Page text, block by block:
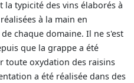
typicité des vins élaborés à
à la main en
chaque domaine. Il ne s'est
que la grappe a été
toute oxydation des raisins
a été réalisée dans des